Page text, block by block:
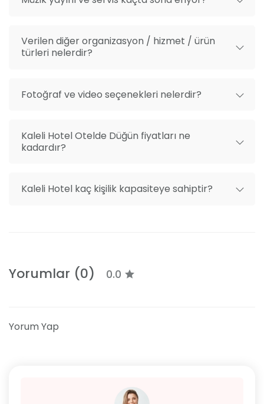
Verilen diğer organizasyon / hizmet / ürün
türleri nelerdir?
Fotoğraf ve video seçenekleri nelerdir?
Kaleli Hotel Otelde Düğün fiyatları ne
kadardır?
Kaleli Hotel kaç kişilik kapasiteye sahiptir?
Yorumlar (0) 0.0
Yorum Yap